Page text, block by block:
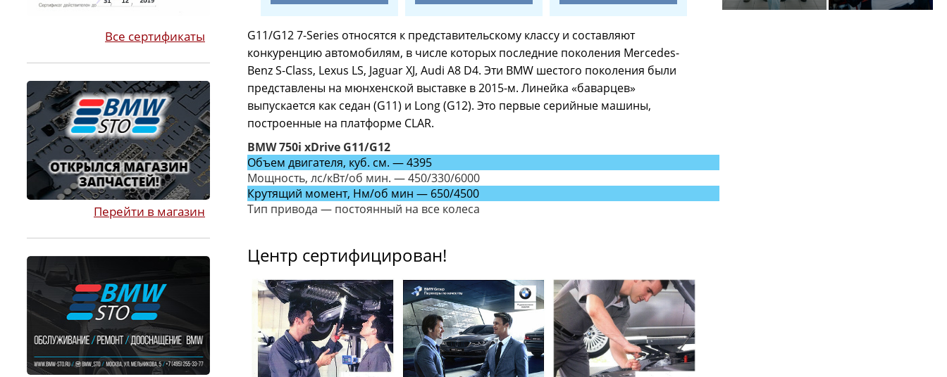
G11/G12 7-Series относятся к представительскому классу и составляют
конкуренцию автомобилям, в числе которых последние поколения Mercedes-
Benz S-Class, Lexus LS, Jaguar XJ, Audi A8 D4. Эти BMW шестого поколения были
представлены на мюнхенской выставке в 2015-м. Линейка «баварцев»
выпускается как седан (G11) и Long (G12). Это первые серийные машины,
построенные на платформе CLAR.
BMW 750i xDrive G11/G12
Объем двигателя, куб. см. — 4395
Мощность, лс/кВт/об мин. — 450/330/6000
Крутящий момент, Нм/об мин — 650/4500
Тип привода — постоянный на все колеса
Центр сертифицирован!
Все сертификаты
Перейти в магазин